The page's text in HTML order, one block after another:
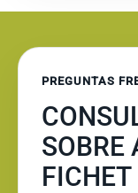
PREGUNTAS
SOBRE
FICHET